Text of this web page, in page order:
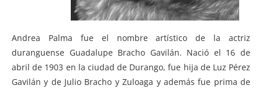
Andrea Palma fue el nombre artístico de la actriz
duranguense Guadalupe Bracho Gavilán. Nació el 16 de
abril de 1903 en la ciudad de Durango, fue hija de Luz Pérez
Gavilán y de Julio Bracho y Zuloaga y además fue prima de